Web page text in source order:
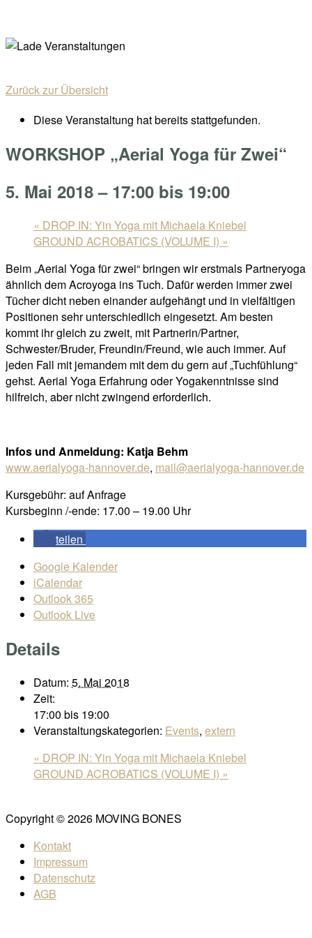
content
Menu
Zurück zur Übersicht
Diese Veranstaltung hat bereits stattgefunden.
WORKSHOP „Aerial Yoga für Zwei“
5. Mai 2018 – 17:00 bis 19:00
« DROP IN: Yin Yoga mit Michaela Kniebel
GROUND ACROBATICS (VOLUME I) »
Beim „Aerial Yoga für zwei“ bringen wir erstmals Partneryoga
ähnlich dem Acroyoga ins Tuch. Dafür werden immer zwei
Tücher dicht neben einander aufgehängt und in vielfältigen
Positionen sehr unterschiedlich eingesetzt. Am besten
kommt ihr gleich zu zweit, mit Partnerin/Partner,
Schwester/Bruder, Freundin/Freund, wie auch immer. Auf
jeden Fall mit jemandem mit dem du gern auf „Tuchfühlung“
gehst. Aerial Yoga Erfahrung oder Yogakenntnisse sind
hilfreich, aber nicht zwingend erforderlich.
Infos und Anmeldung: Katja Behm
www.aerialyoga-hannover.de, mail@aerialyoga-hannover.de
Kursgebühr: auf Anfrage
Kursbeginn /-ende: 17.00 – 19.00 Uhr
teilen
Google Kalender
iCalendar
Outlook 365
Outlook Live
Details
Datum: 5. Mai 2018
Zeit:
17:00 bis 19:00
Veranstaltungskategorien: Events, extern
« DROP IN: Yin Yoga mit Michaela Kniebel
GROUND ACROBATICS (VOLUME I) »
Copyright © 2026 MOVING BONES
Kontakt
Impressum
Datenschutz
AGB